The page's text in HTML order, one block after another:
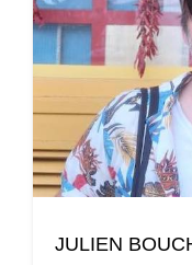
JULIEN